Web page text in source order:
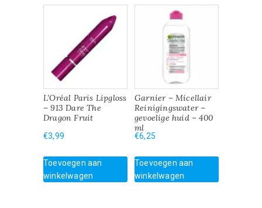
L’Oréal Paris Lipgloss
– 913 Dare The
Dragon Fruit
€3,99
Toevoegen aan
winkelwagen
Garnier – Micellair
Reinigingswater –
gevoelige huid – 400
ml
€6,25
Toevoegen aan
winkelwagen